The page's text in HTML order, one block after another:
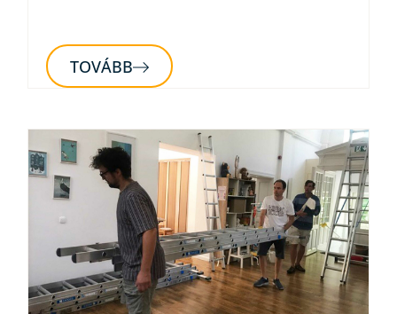
TOVÁBB